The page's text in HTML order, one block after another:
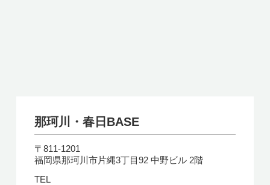
那珂川・春日BASE
〒811-1201
福岡県那珂川市片縄3丁目92 中野ビル 2階
TEL